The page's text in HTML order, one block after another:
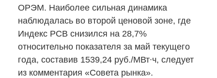
ОРЭМ. Наиболее сильная динамика
наблюдалась во второй ценовой зоне, где
Индекс РСВ снизился на 28,7%
относительно показателя за май текущего
года, составив 1539,24 руб./МВт∙ч, следует
из комментария «Совета рынка».